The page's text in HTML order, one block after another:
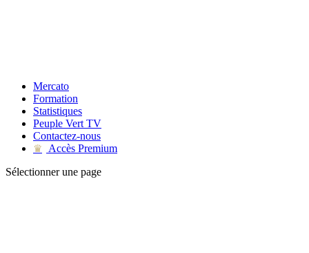
Mercato
Formation
Statistiques
Peuple Vert TV
Contactez-nous
♛
Accès Premium
Sélectionner une page